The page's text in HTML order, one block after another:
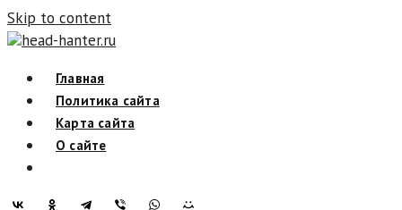
Skip to content
head-hanter.ru
Главная
Политика сайта
Карта сайта
О сайте